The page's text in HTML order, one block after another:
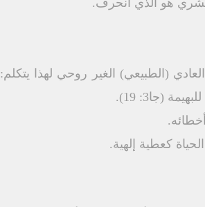
هو الذي انحرف.
(الطبيعي) الغير روحي لهذا يتكلم:
كعطية إلهية.